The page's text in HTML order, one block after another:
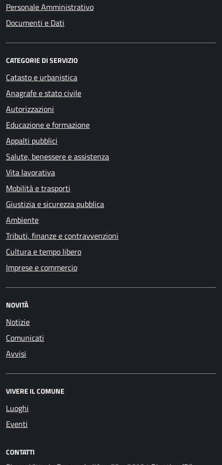
Personale Amministrativo
Documenti e Dati
CATEGORIE DI SERVIZIO
Catasto e urbanistica
Anagrafe e stato civile
Autorizzazioni
Educazione e formazione
Appalti pubblici
Salute, benessere e assistenza
Vita lavorativa
Mobilità e trasporti
Giustizia e sicurezza pubblica
Ambiente
Tributi, finanze e contravvenzioni
Cultura e tempo libero
Imprese e commercio
NOVITÀ
Notizie
Comunicati
Avvisi
VIVERE IL COMUNE
Luoghi
Eventi
CONTATTI